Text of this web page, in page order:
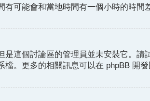
可能會和當地時間有一個小時的時間差
這個討論區的管理員並未安裝它。
。更多的相關訊息可以在 phpBB 開